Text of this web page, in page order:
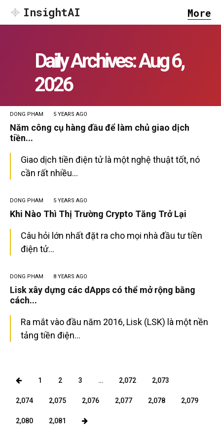
InsightAI More
Daily Archives: Aug 6,
2026
DONG PHAM 5 YEARS AGO
Năm công cụ hàng đầu để làm chủ giao dịch
tiền...
Giao dịch tiền điện tử là một nghệ thuật tốt, nó
cần rất nhiều...
DONG PHAM 5 YEARS AGO
Khi Nào Thì Thị Trường Crypto Tăng Trở Lại
Câu hỏi lớn nhất đặt ra cho mọi nhà đầu tư tiền
điện tử...
DONG PHAM 8 YEARS AGO
Lisk xây dựng các dApps có thể mở rộng bằng
cách...
Ra mắt vào đầu năm 2016, Lisk (LSK) là một nền
tảng tiền điện...
1 2 3 … 2,072 2,073
2,074 2,075 2,076 2,077 2,078 2,079
2,080 2,081